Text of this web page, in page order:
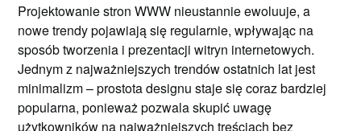
Projektowanie stron WWW nieustannie ewoluuje, a
nowe trendy pojawiają się regularnie, wpływając na
sposób tworzenia i prezentacji witryn internetowych.
Jednym z najważniejszych trendów ostatnich lat jest
minimalizm – prostota designu staje się coraz bardziej
popularna, ponieważ pozwala skupić uwagę
użytkowników na najważniejszych treściach bez